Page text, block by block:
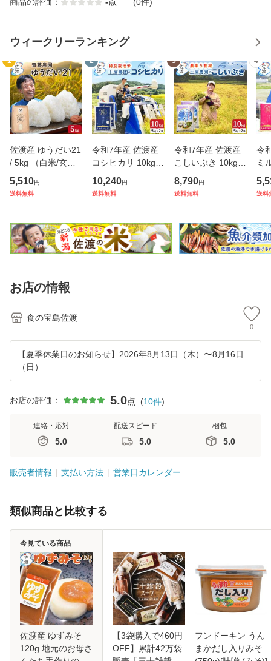
ウィークリーランキング
1
佐渡産 ゆうだい21
/ 5kg （白米/玄米/
無洗米/7分づき）
新潟県産 【 全国一
5,510円
送料無料
2
令和7年産 佐渡産
コシヒカリ 10kg
(白米/玄米)(無洗
米/7分づき：有料)
麓で育てた特別栽
培米【普通便
10,240円
送料無料
3
令和7年産 佐渡産
こしいぶき 10kg
(白米/玄米)(/無洗
米/7分づき：有料)
米 農薬5割減（化
学肥料は慣
8,790円
送料無料
4
令
ミ
kg
洗
る
(常
送料
お店の情報
食の宝島佐渡
0
【夏季休業日のお知らせ】2026年8月13日（木）〜8月16日
（日）
お店の評価： 5.0点 (10件)
連絡・応対
5.0
配送スピード
5.0
梱包
5.0
販売者情報 支払い方法 営業日カレンダー
類似商品と比較する
佐渡産 ゆずみそ
120g 地元のお母さ
今見ている商品
【3袋購入で460円
OFF】累計42万袋
フンドーキン うん
まかだし入りみそ